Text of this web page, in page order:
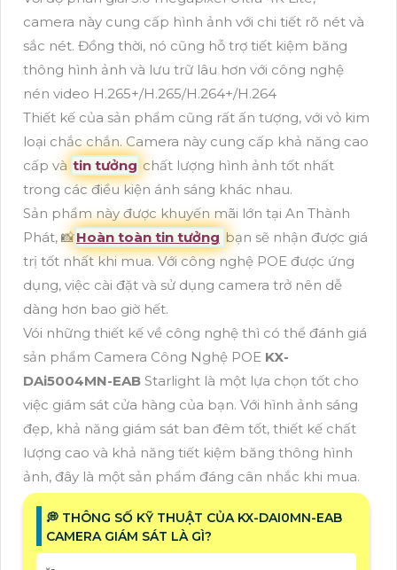
camera này cung cấp hình ảnh với chi tiết rõ nét và
sắc nét. Đồng thời, nó cũng hỗ trợ tiết kiệm băng
thông hình ảnh và lưu trữ lâu hơn với công nghệ
nén video H.265+/H.265/H.264+/H.264
Thiết kế của sản phẩm cũng rất ấn tượng, với vỏ kim
loại chắc chắn. Camera này cung cấp khả năng cao
cấp và tin tưởng chất lượng hình ảnh tốt nhất
trong các điều kiện ánh sáng khác nhau.
Sản phẩm này được khuyến mãi lớn tại An Thành
Phát, 📸Hoàn toàn tin tưởng bạn sẽ nhận được giá
trị tốt nhất khi mua. Với công nghệ POE được ứng
dụng, việc cài đặt và sử dụng camera trở nên dễ
dàng hơn bao giờ hết.
Vói những thiết kế về công nghệ thì có thể đánh giá
sản phẩm Camera Công Nghệ POE KX-
DAi5004MN-EAB Starlight là một lựa chọn tốt cho
việc giám sát cửa hàng của bạn. Với hình ảnh sáng
đẹp, khả năng giám sát ban đêm tốt, thiết kế chất
lượng cao và khả năng tiết kiệm băng thông hình
ảnh, đây là một sản phẩm đáng cân nhắc khi mua.
️💭 THÔNG SỐ KỸ THUẬT CỦA KX-DAI0MN-EAB
CAMERA GIÁM SÁT LÀ GÌ?